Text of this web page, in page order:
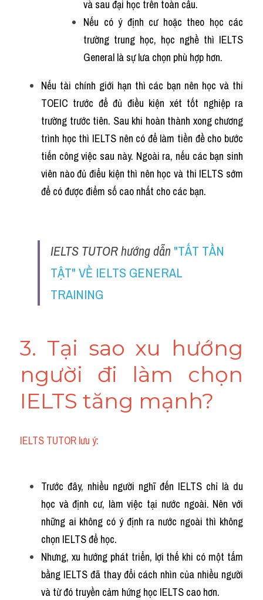
và sau đại học trên toàn cầu.
Nếu có ý định cư hoặc theo học các
trường trung học, học nghề thì IELTS
General là sự lưa chọn phù hợp hơn.
Nếu tài chính giới hạn thì các bạn nên học và thi
TOEIC trước để đủ điều kiện xét tốt nghiệp ra
trường trước tiên. Sau khi hoàn thành xong chương
trình học thì IELTS nên có để làm tiền đề cho bước
tiến công việc sau này. Ngoài ra, nếu các bạn sinh
viên nào đủ điểu kiện thì nên học và thi IELTS sớm
để có được điểm số cao nhất cho các bạn.
IELTS TUTOR hướng dẫn "TẤT TẦN
TẬT" VỀ IELTS GENERAL
TRAINING
3. Tại sao xu hướng
người đi làm chọn
IELTS tăng mạnh?
IELTS TUTOR lưu ý:
Trước đây, nhiều người nghĩ đến IELTS chỉ là du
học và định cư, làm việc tại nước ngoài. Nên với
những ai không có ý định ra nước ngoài thì không
chọn IELTS để học.
Nhưng, xu hướng phát triển, lợi thế khi có một tấm
bằng IELTS đã thay đổi cách nhìn của nhiều người
và từ đó truyền cảm hứng học IELTS cao hơn.